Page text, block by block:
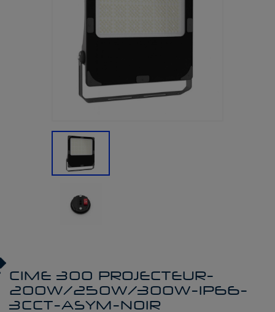
CIME 300 PROJECTEUR-
200W/250W/300W-IP66-
3CCT-ASYM-NOIR